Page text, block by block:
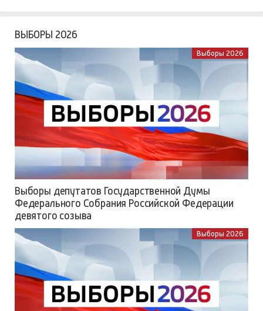
ВЫБОРЫ 2026
Выборы 2026
Выборы депутатов Государственной Думы
Федерального Собрания Российской Федерации
девятого созыва
Выборы 2026